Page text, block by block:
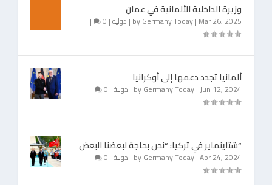
وزيرة الداخلية الألمانية في عمان
byGermany Today| Mar 26, 2025
| دولية|
0
|
ألمانيا تجدد دعمها إلى أوكرانيا
byGermany Today|Jun 12, 2024
| دولية|
0
|
“شتاينماير في تركيا: “نحن بحاجة لبعضنا البعض
byGermany Today|Apr 24, 2024
| دولية|
0
|